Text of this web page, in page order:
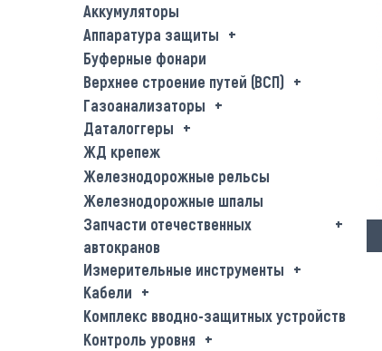
Аккумуляторы
Аппаратура защиты
Буферные фонари
Верхнее строение путей (ВСП)
Газоанализаторы
Даталоггеры
ЖД крепеж
Железнодорожные рельсы
Железнодорожные шпалы
Запчасти отечественных
автокранов
Измерительные инструменты
Кабели
Комплекс вводно-защитных устройств
Контроль уровня